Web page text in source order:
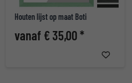
Houten lijst op maat Boti
vanaf € 35,00 *